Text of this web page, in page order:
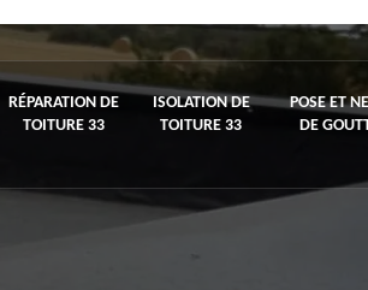
RÉPARATION DE
TOITURE 33
ISOLATION DE
TOITURE 33
POSE ET
DE